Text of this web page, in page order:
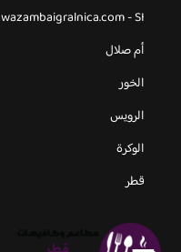
wazambaigralnica.com - SI
أم صلال
الخور
الرويس
الوكرة
قطر